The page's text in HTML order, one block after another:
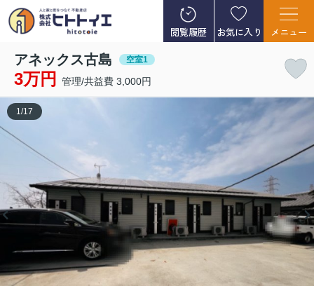
閲覧履歴 お気に入り メニュー
アネックス古島 空室1
3万円 管理/共益費 3,000円
1 /17